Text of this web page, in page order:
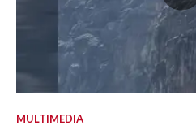
MULTIMEDIA